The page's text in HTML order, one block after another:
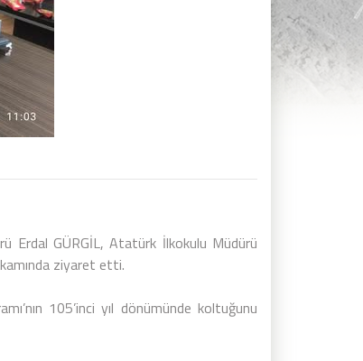
Erdal GÜRGİL, Atatürk İlkokulu Müdürü
ziyaret etti.
105’inci yıl dönümünde koltuğunu